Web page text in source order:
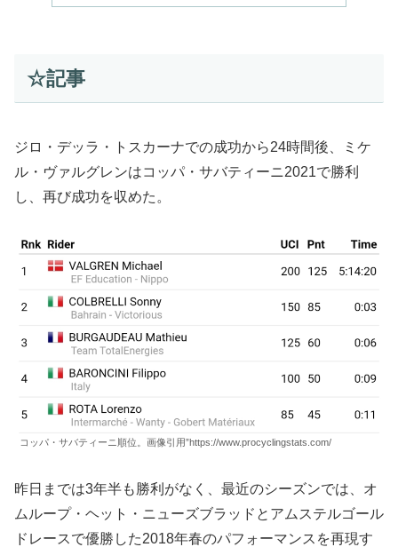
☆記事
ジロ・デッラ・トスカーナでの成功から24時間後、ミケ
ル・ヴァルグレンはコッパ・サバティーニ2021で勝利
し、再び成功を収めた。
コッパ・サバティーニ順位。画像引用”https://www.procyclingstats.com/
昨日までは3年半も勝利がなく、最近のシーズンでは、オ
ムループ・ヘット・ニューズブラッドとアムステルゴール
ドレースで優勝した2018年春のパフォーマンスを再現す